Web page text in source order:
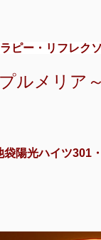
ピー・リフレク
プルメ
袋陽光ハイツ